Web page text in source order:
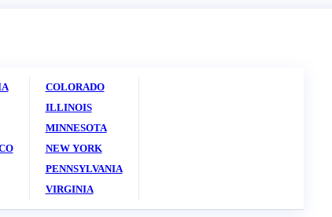
COLORADO
ILLINOIS
MINNESOTA
NEW YORK
PENNSYLVANIA
VIRGINIA